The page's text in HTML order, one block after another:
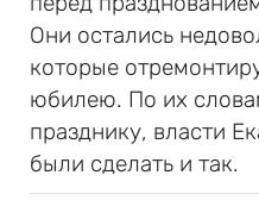
Они остались
которые
юбилею. По их
празднику, власти
были сделать и так.